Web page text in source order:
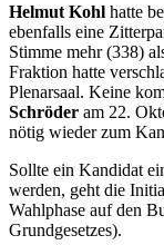
Helmut Kohl hatte
ebenfalls eine
Stimme mehr (338)
Fraktion hatte
Plenarsaal. Keine
Schröder am 22.
nötig wieder zum
Sollte ein Kandidat
werden, geht die
Wahlphase auf den
Grundgesetzes).